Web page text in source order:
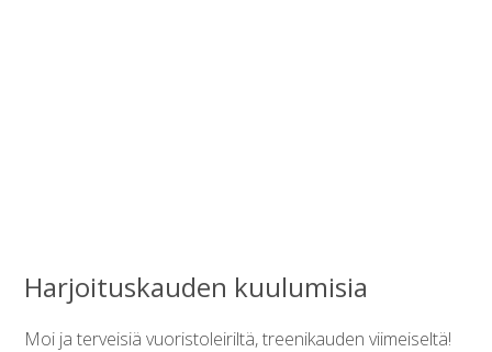
Harjoituskauden kuulumisia
Moi ja terveisiä vuoristoleiriltä, treenikauden viimeiseltä!